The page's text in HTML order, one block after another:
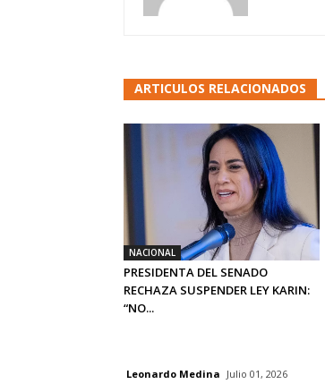
ARTICULOS RELACIONADOS
NACIONAL
PRESIDENTA DEL SENADO
RECHAZA SUSPENDER LEY KARIN:
“NO...
Leonardo Medina Julio 01, 2026